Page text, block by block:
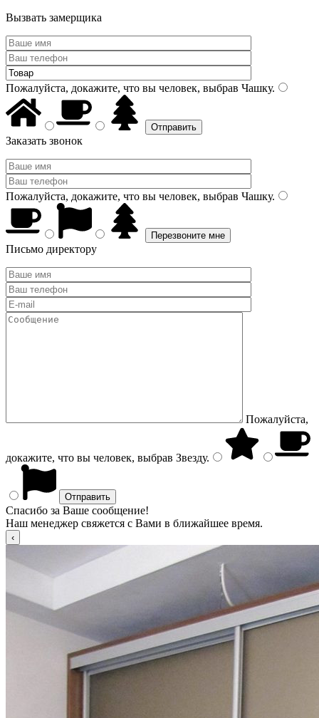
Вызвать замерщика
Пожалуйста, докажите, что вы человек, выбрав Чашку.
Заказать звонок
Пожалуйста, докажите, что вы человек, выбрав Чашку.
Письмо директору
Пожалуйста,
докажите, что вы человек, выбрав Звезду.
Спасибо за Ваше сообщение!
Наш менеджер свяжется с Вами в ближайшее время.